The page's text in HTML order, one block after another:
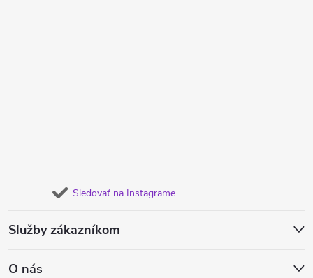
Sledovať na Instagrame
Služby zákazníkom
O nás